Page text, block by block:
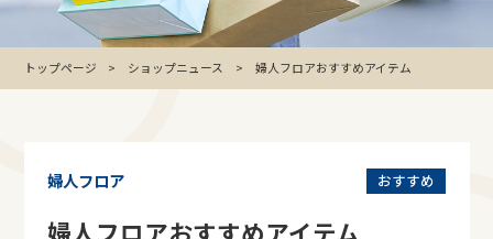
トップページ ショップニュース 婦人フロアおすすめアイテム
おすすめ
婦人フロア
婦人フロアおすすめアイテム